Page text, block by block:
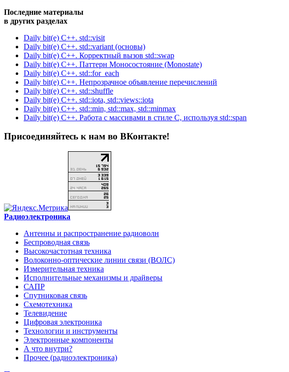
Последние материалы
в других разделах
Daily bit(e) C++. std::visit
Daily bit(e) C++. std::variant (основы)
Daily bit(e) C++. Корректный вызов std::swap
Daily bit(e) C++. Паттерн Моносостояние (Monostate)
Daily bit(e) C++. std::for_each
Daily bit(e) C++. Непрозрачное объявление перечислений
Daily bit(e) C++. std::shuffle
Daily bit(e) C++. std::iota, std::views::iota
Daily bit(e) C++. std::min, std::max, std::minmax
Daily bit(e) C++. Работа с массивами в стиле C, используя std::span
Присоединяйтесь к нам во ВКонтакте!
Радиоэлектроника
Антенны и распространение радиоволн
Беспроводная связь
Высокочастотная техника
Волоконно-оптические линии связи (ВОЛС)
Измерительная техника
Исполнительные механизмы и драйверы
САПР
Спутниковая связь
Схемотехника
Телевидение
Цифровая электроника
Технологии и инструменты
Электронные компоненты
А что внутри?
Прочее (радиоэлектроника)